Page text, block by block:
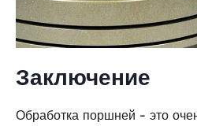
Заключение
Обработка поршней - это